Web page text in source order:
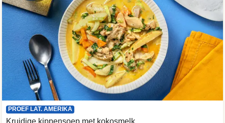
PROEF LAT. AMERIKA
Kruidige kippensoep met kokosmelk